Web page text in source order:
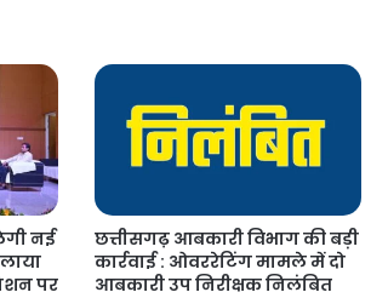
नई
पर
छत्तीसगढ़ आबकारी विभाग की बड़ी
कार्रवाई : ओवररेटिंग मामले में दो
आबकारी उप निरीक्षक निलंबित